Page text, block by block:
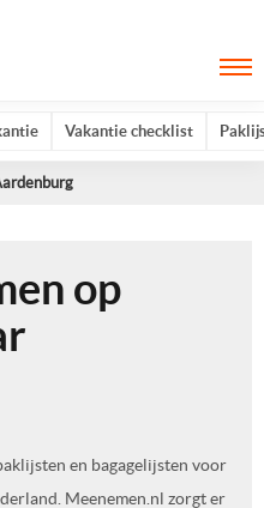
Vakantie checklist
op
en bagagelijsten voor
Meenemen.nl zorgt er